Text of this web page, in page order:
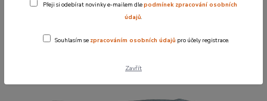
Osuška šedý puntík
Přeji si odebírat novinky e-mailem dlepodmínek zpracování osobních
údajů.
Souhlasím se zpracováním osobních údajů pro účely registrace.
Zavřít